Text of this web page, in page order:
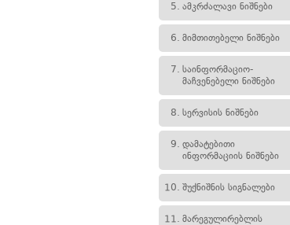
5. ამკრძალავი ნიშნები
6. მიმთითებელი ნიშნები
7. საინფორმაციო-
მაჩვენებელი ნიშნები
8. სერვისის ნიშნები
9. დამატებითი
ინფორმაციის ნიშნები
10. შუქნიშნის სიგნალები
11. მარეგულირებლის